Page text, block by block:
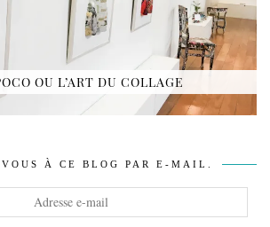
OU L’ART DU COLLAGE
À CE BLOG PAR E-MAIL.